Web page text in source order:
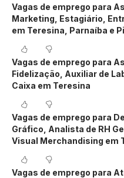
Vagas de emprego para
Marketing, Estagiário,
em Teresina, Parnaíba e
Vagas de emprego para
Fidelização, Auxiliar de
Caixa em Teresina
Vagas de emprego para
Gráfico, Analista de RH
Visual Merchandising em
Vagas de emprego para